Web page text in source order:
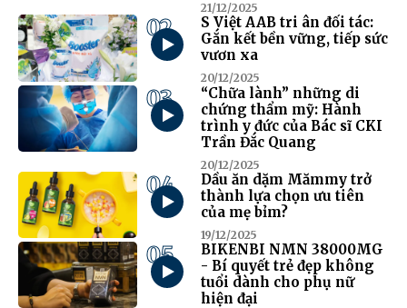
21/12/2025
02
S Việt AAB tri ân đối tác:
Gắn kết bền vững, tiếp sức
vươn xa
20/12/2025
03
“Chữa lành” những di
chứng thẩm mỹ: Hành
trình y đức của Bác sĩ CKI
Trần Đắc Quang
20/12/2025
04
Dầu ăn dặm Mămmy trở
thành lựa chọn ưu tiên
của mẹ bỉm?
19/12/2025
05
BIKENBI NMN 38000MG
- Bí quyết trẻ đẹp không
tuổi dành cho phụ nữ
hiện đại